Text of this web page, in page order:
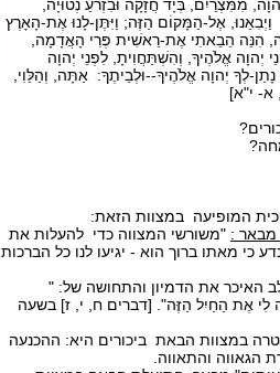
מִמִּצְרַיִם, בְּיָד חֲזָקָה וּבִזְרֹעַ נְטוּיָה,
אֶל-הַמָּקוֹם הַזֶּה; וַיִּתֶּן-לָנוּ אֶת-הָאָרֶץ
הִנֵּה הֵבֵאתִי אֶת-רֵאשִׁית פְּרִי הָאֲדָמָה,
יְהוָה אֱלֹהֶיךָ, וְהִשְׁתַּחֲוִיתָ, לִפְנֵי יְהוָה
לְךָ יְהוָה אֱלֹהֶיךָ--וּלְבֵיתֶךָ: אַתָּה, וְהַלֵּוִי,
א- י"א]
המופיעה במצוות הזאת:
מבאר : "משורשי המצווה כדי להעלות את
כי מאתו ברוך הוא - יגיעו לנו כל הברכות
האיכר את הדמיון והתחושה של: "
לִי אֶת הַחַיִל הַזֶּה". [דברים ח, י, ז] בשעה
במצוות הבאת ביכורים היא: ההכנעה
הגאווה והתאווה.